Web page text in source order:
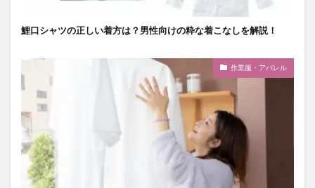
鯉口シャツの正しい着方は？男性向けの粋な着こなしを解説！
作業服・アパレル